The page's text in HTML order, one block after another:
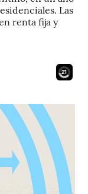
Las
renta fija y
19